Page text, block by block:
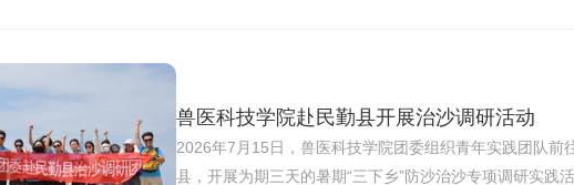
兽医科技学院赴民勤县开展治沙调研活动
2026年7月15日，兽医科技学院团委组织青年实践团队前
县，开展为期三天的暑期“三下乡”防沙治沙专项调研实践